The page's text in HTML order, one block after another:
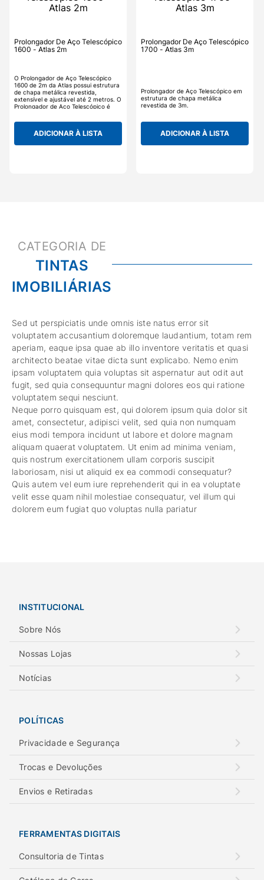
Prolongador De Aço Telescópico
1600 - Atlas 2m
O Prolongador de Aço Telescópico
1600 de 2m da Atlas possui estrutura
de chapa metálica revestida,
extensível e ajustável até 2 metros. O
Prolongador de Aço Telescópico é
garfos de pintura com ou sem rosca
em locais de difícil acesso.
ADICIONAR À LISTA
Prolongador De Aço Telescópico
1700 - Atlas 3m
Prolongador de Aço Telescópico em
estrutura de chapa metálica
revestida de 3m.
ADICIONAR À LISTA
TINTAS
IMOBILIÁRIAS
Sed ut perspiciatis unde omnis iste natus error sit
voluptatem accusantium doloremque laudantium, totam rem
aperiam, eaque ipsa quae ab illo inventore veritatis et quasi
architecto beatae vitae dicta sunt explicabo. Nemo enim
ipsam voluptatem quia voluptas sit aspernatur aut odit aut
fugit, sed quia consequuntur magni dolores eos qui ratione
voluptatem sequi nesciunt.
Neque porro quisquam est, qui dolorem ipsum quia dolor sit
amet, consectetur, adipisci velit, sed quia non numquam
eius modi tempora incidunt ut labore et dolore magnam
aliquam quaerat voluptatem. Ut enim ad minima veniam,
quis nostrum exercitationem ullam corporis suscipit
laboriosam, nisi ut aliquid ex ea commodi consequatur?
Quis autem vel eum iure reprehenderit qui in ea voluptate
velit esse quam nihil molestiae consequatur, vel illum qui
dolorem eum fugiat quo voluptas nulla pariatur
INSTITUCIONAL
Sobre Nós
Nossas Lojas
Notícias
POLÍTICAS
Privacidade e Segurança
Trocas e Devoluções
Envios e Retiradas
FERRAMENTAS DIGITAIS
Consultoria de Tintas